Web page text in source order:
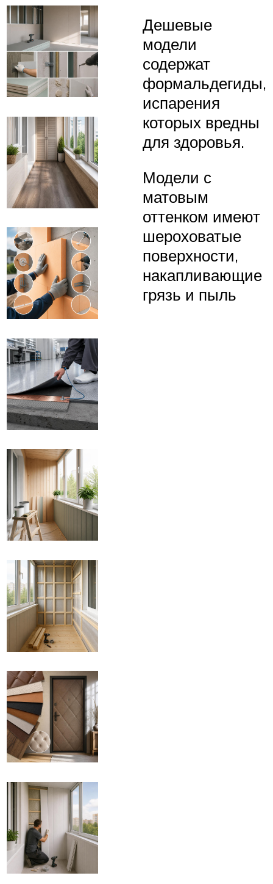
Дешевые
модели
содержат
формальдегиды,
испарения
которых вредны
для здоровья.
Модели с
матовым
оттенком имеют
шероховатые
поверхности,
накапливающие
грязь и пыль